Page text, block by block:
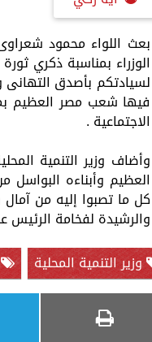
بعث اللواء محمود
فيها شعب مصر العظيم
الاجتماعية .
وأضاف وزير التنمية
العظيم وأبناءه البواسل
كل ما تصبوا إليه من
والرشيدة لفخامة الرئيس
وزير التنمية المحلية